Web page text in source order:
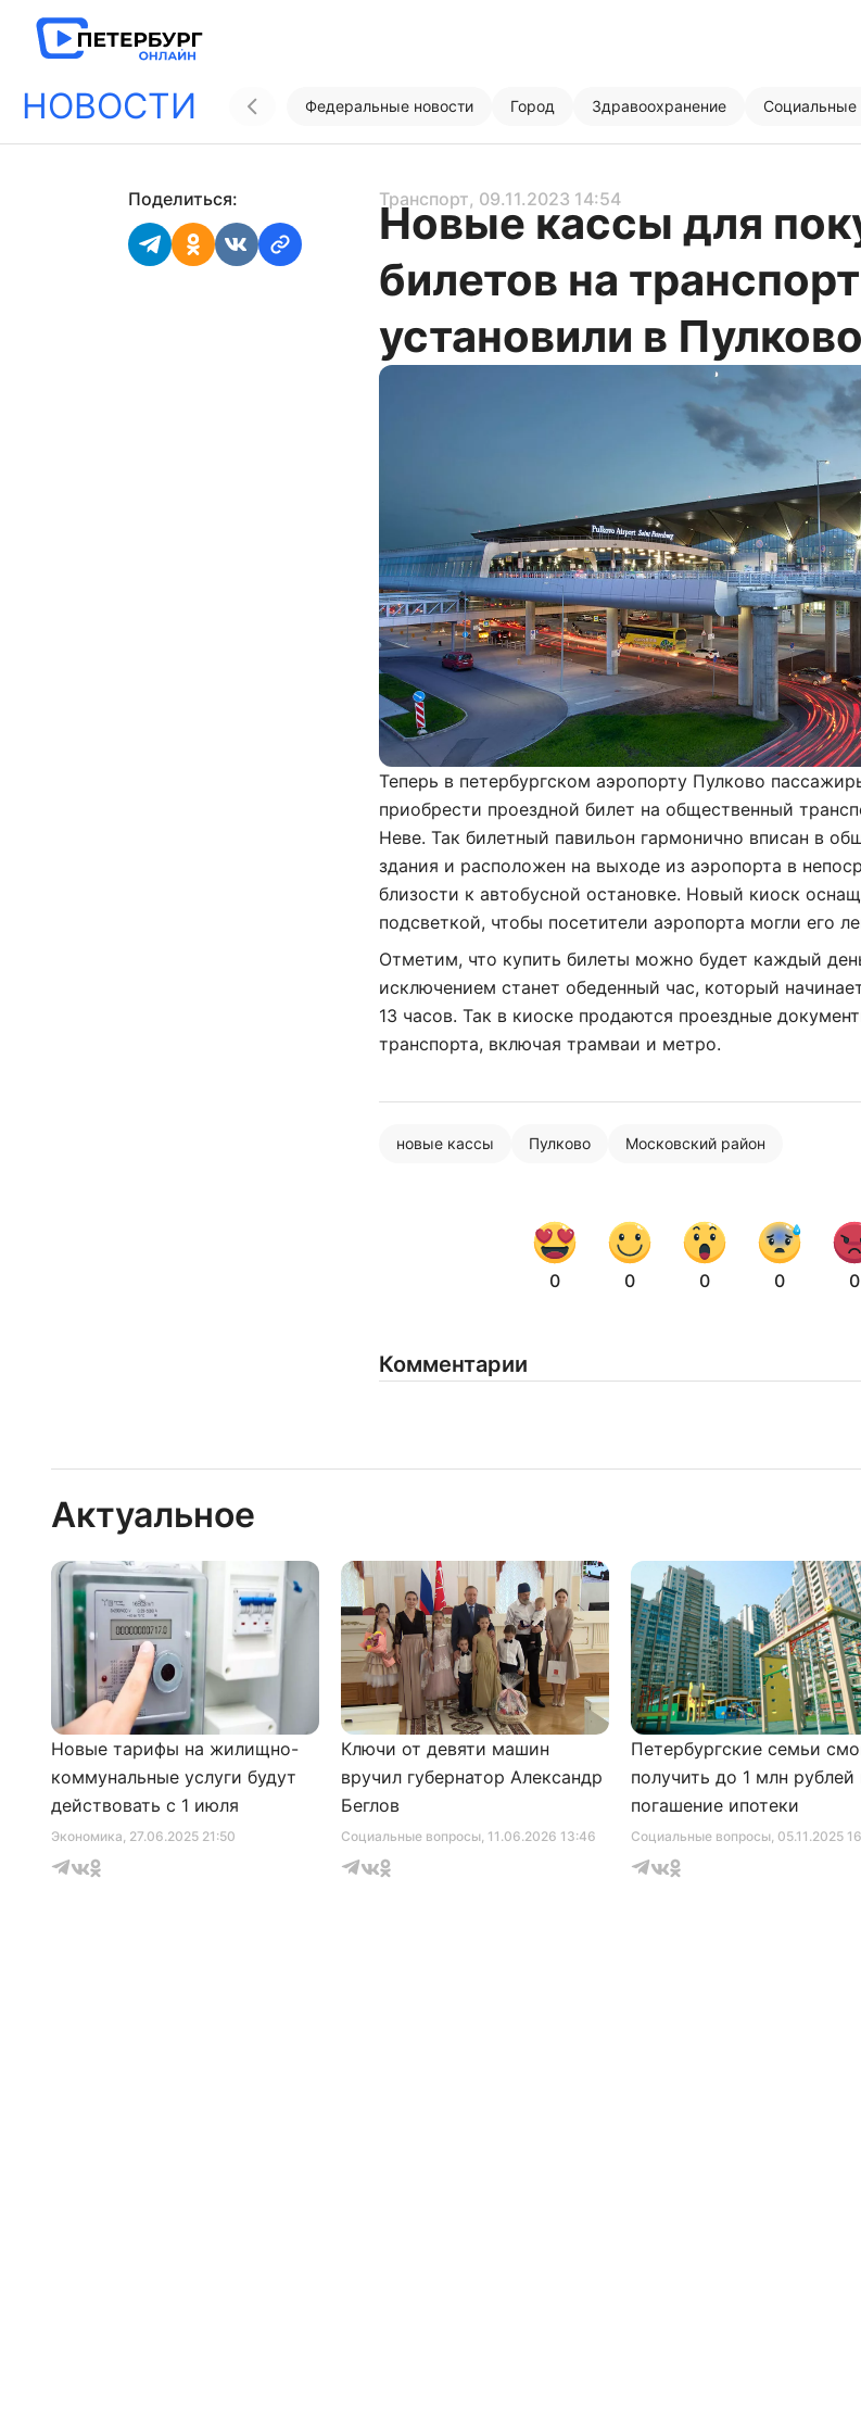
НОВОСТИ Федеральные новости Город Здравоохранение Социальные
Поделиться: Транспорт, 09.11.2023 14:54
Новые кассы для
билетов на транспорт
установили в Пулково
Теперь в петербургском аэропорту Пулково
приобрести проездной билет на общественный
Неве. Так билетный павильон гармонично вписан в
здания и расположен на выходе из аэропорта в
близости к автобусной остановке. Новый киоск
подсветкой, чтобы посетители аэропорта могли его
Отметим, что купить билеты можно будет каждый
исключением станет обеденный час, который
13 часов. Так в киоске продаются проездные
транспорта, включая трамваи и метро.
новые кассы Пулково Московский район
0 0 0 0 0
Комментарии
Актуальное
Экономика, 27.06.2025 21:50
Новые тарифы на жилищно-
коммунальные услуги будут
действовать с 1 июля
Социальные вопросы, 11.06.2026 13:46
Ключи от девяти машин
вручил губернатор Александр
Беглов
Социальные вопросы, 05.11.2025
Петербургские семьи
получить до 1 млн рублей
погашение ипотеки
Нажимая на кнопку "Отправить" вы